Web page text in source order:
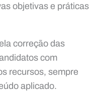
objetivas e práticas
correção das
com
recursos, sempre
aplicado.